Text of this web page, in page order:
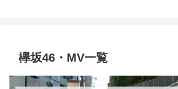
欅坂46・MV一覧